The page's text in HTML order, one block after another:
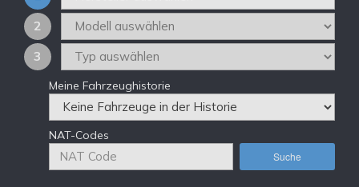
2
3
Meine Fahrzeughistorie
NAT-Codes
Suche